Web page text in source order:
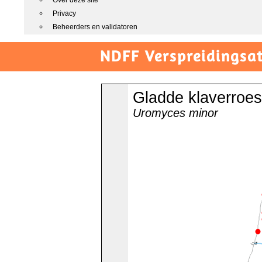
Privacy
Beheerders en validatoren
NDFF